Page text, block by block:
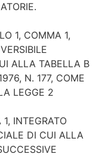
1, COMMA 1,
ALLA TABELLA B
N. 177, COME
LEGGE 2
INTEGRATO
DI CUI ALLA